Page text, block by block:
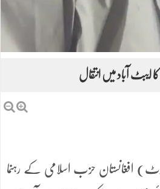
آباد میں انتقال
افغانستان حزب اسلامی کے رہنما